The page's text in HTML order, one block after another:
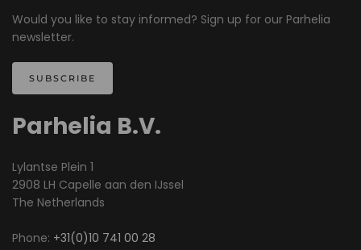
Would you like to stay informed? Sign up for our Parhelia
newsletter.
SUBSCRIBE
Parhelia B.V.
Lylantse Plein 1
2908 LH Capelle aan den IJssel
The Netherlands
Phone: +31(0)10 741 00 28